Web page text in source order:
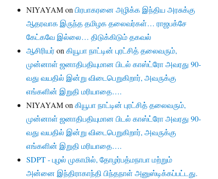
NIYAYAMonபிரபாகரனை அழிக்க இந்திய அரசுக்கு
ஆதரவாக இருந்த தமிழக தலைவர்கள்… ராஜபக்சே
கேட்கவே இல்லை… திடுக்கிடும் தகவல்
ஆசிரியர்onகியூபா நாட்டின் புரட்சித் தலைவரும்,
முன்னாள் ஜனாதிபதியுமான பிடல் காஸ்ட்ரோ அவரது 90-
வது வயதில் இன்று விடைபெறுகிறார், அவருக்கு
எங்களின் இறுதி மரியாதை….
NIYAYAMonகியூபா நாட்டின் புரட்சித் தலைவரும்,
முன்னாள் ஜனாதிபதியுமான பிடல் காஸ்ட்ரோ அவரது 90-
வது வயதில் இன்று விடைபெறுகிறார், அவருக்கு
எங்களின் இறுதி மரியாதை….
SDPT - புழல் முகாமில், தோழர்பத்மநாபா மற்றும்
அன்னை இந்திராகாந்தி பிந்தநாள் அனுஸ்டிக்கப்பட்டது.